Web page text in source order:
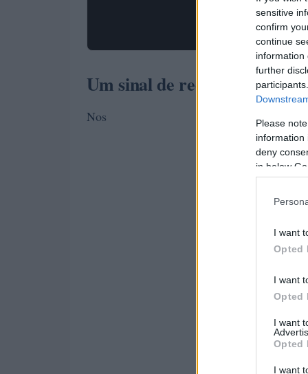
sensitive
confirm
continue
information
further
Please
information
deny
in below
I want
Opted
I want
Opted
I want
Opted
I want
Um sinal de recuperação no
Nos